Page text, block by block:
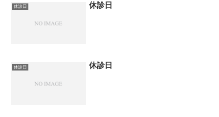
休診日 休診日
休診日 休診日